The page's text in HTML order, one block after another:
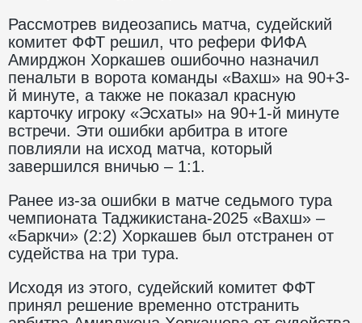
Рассмотрев видеозапись матча, судейский
комитет ФФТ решил, что рефери ФИФА
Амирджон Хоркашев ошибочно назначил
пенальти в ворота команды «Вахш» на 90+3-
й минуте, а также не показал красную
карточку игроку «Эсхаты» на 90+1-й минуте
встречи. Эти ошибки арбитра в итоге
повлияли на исход матча, который
завершился вничью – 1:1.
Ранее из-за ошибки в матче седьмого тура
чемпионата Таджикистана-2025 «Вахш» –
«Баркчи» (2:2) Хоркашев был отстранен от
судейства на три тура.
Исходя из этого, судейский комитет ФФТ
принял решение временно отстранить